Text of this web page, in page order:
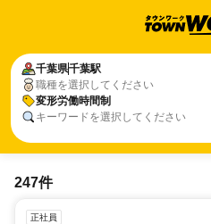
千葉県千葉駅
職種を選択してください
変形労働時間制
キーワードを選択してください
247件
正社員